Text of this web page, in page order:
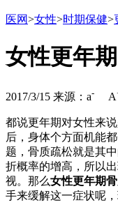
医网>女性>时期保健>
女性更年
2017/3/15 来源： a- A
都说更年期对女性来
后，身体个方面机能
题，骨质疏松就是其
折概率的增高，所以
视。那么女性更年期
手来缓解这一症状呢